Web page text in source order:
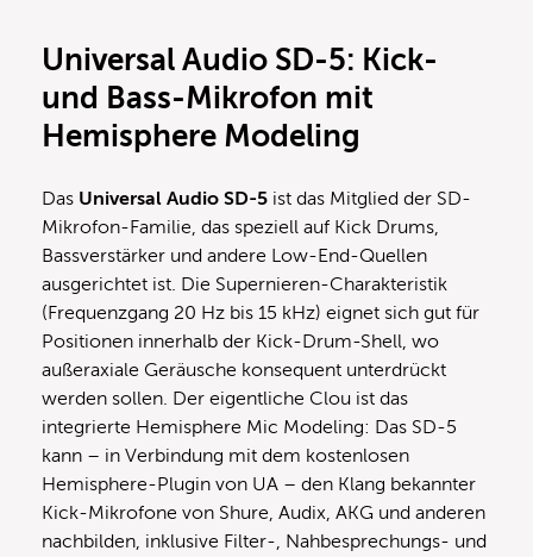
Universal Audio SD-5: Kick-
und Bass-Mikrofon mit
Hemisphere Modeling
Das Universal Audio SD-5 ist das Mitglied der SD-
Mikrofon-Familie, das speziell auf Kick Drums,
Bassverstärker und andere Low-End-Quellen
ausgerichtet ist. Die Supernieren-Charakteristik
(Frequenzgang 20 Hz bis 15 kHz) eignet sich gut für
Positionen innerhalb der Kick-Drum-Shell, wo
außeraxiale Geräusche konsequent unterdrückt
werden sollen. Der eigentliche Clou ist das
integrierte Hemisphere Mic Modeling: Das SD-5
kann – in Verbindung mit dem kostenlosen
Hemisphere-Plugin von UA – den Klang bekannter
Kick-Mikrofone von Shure, Audix, AKG und anderen
nachbilden, inklusive Filter-, Nahbesprechungs- und